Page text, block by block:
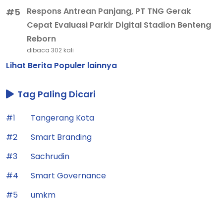
#5
Respons Antrean Panjang, PT TNG Gerak
Cepat Evaluasi Parkir Digital Stadion Benteng
Reborn
dibaca 302 kali
Lihat Berita Populer lainnya
Tag Paling Dicari
#1
Tangerang Kota
#2
Smart Branding
#3
Sachrudin
#4
Smart Governance
#5
umkm